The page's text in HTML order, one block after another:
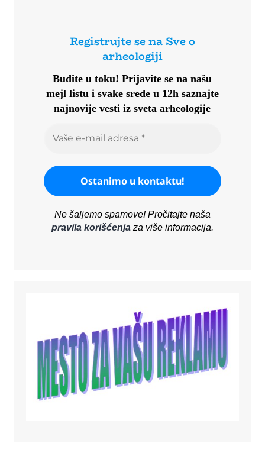
Registrujte se na Sve o
arheologiji
Budite u toku!Prijavite se na našu
mejl listu i svake srede u 12h saznajte
najnovije vesti iz sveta arheologije
Ne šaljemo spamove! Pročitajte naša
pravila korišćenjaza više informacija.